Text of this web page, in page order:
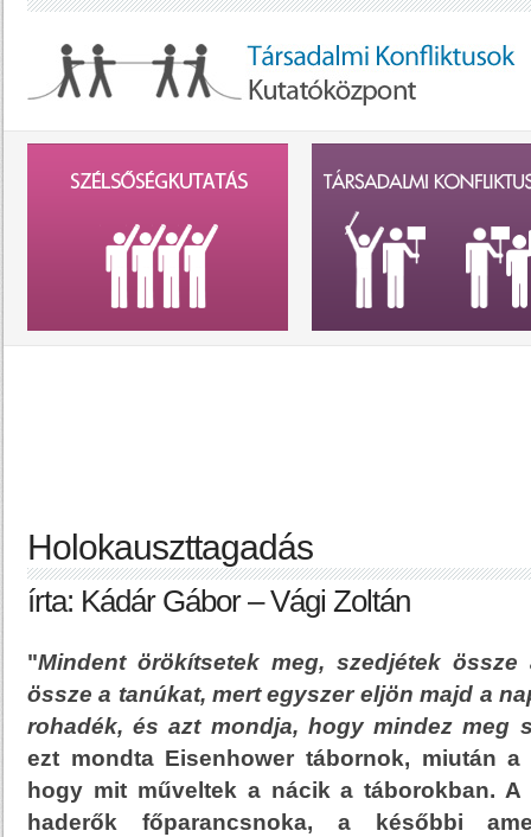
Holokauszttagadás
írta: Kádár Gábor – Vági Zoltán
"Mindent örökítsetek meg, szedjétek össze
össze a tanúkat, mert egyszer eljön majd a
rohadék, és azt mondja, hogy mindez meg
ezt mondta Eisenhower tábornok, miután a
hogy mit műveltek a nácik a táborokban. A
haderők főparancsnoka, a későbbi